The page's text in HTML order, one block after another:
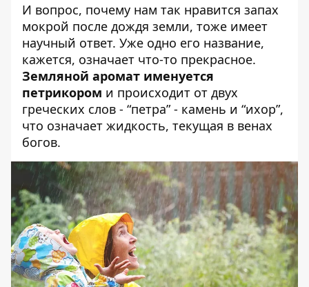
И вопрос, почему нам так нравится запах
мокрой после дождя земли, тоже имеет
научный ответ. Уже одно его название,
кажется, означает что-то прекрасное.
Земляной аромат именуется
петрикором и происходит от двух
греческих слов - “петра” - камень и “ихор”,
что означает жидкость, текущая в венах
богов.